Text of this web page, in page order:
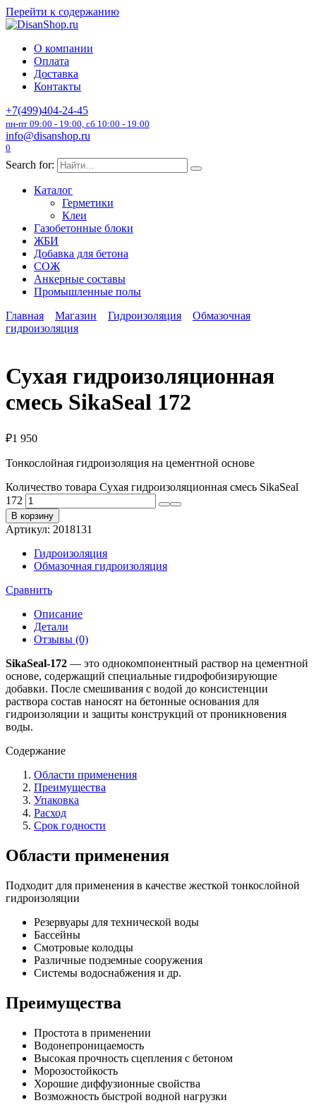
Перейти к содержанию
О компании
Оплата
Доставка
Контакты
+7(499)404-24-45
пн-пт 09:00 - 19:00, сб 10:00 - 19:00
info@disanshop.ru
0
Search for:
Каталог
Герметики
Клеи
Газобетонные блоки
ЖБИ
Добавка для бетона
СОЖ
Анкерные составы
Промышленные полы
Главная
Магазин Гидроизоляция
Обмазочная
гидроизоляция
Сухая гидроизоляционная
смесь SikaSeal 172
₽1 950
Тонкослойная гидроизоляция на цементной основе
Количество товара Сухая гидроизоляционная смесь SikaSeal
172
В корзину
Артикул: 2018131
Гидроизоляция
Обмазочная гидроизоляция
Сравнить
Описание
Детали
Отзывы (0)
SikaSeal-172 — это однокомпонентный раствор на цементной
основе, содержащий специальные гидрофобизирующие
добавки. После смешивания с водой до консистенции
раствора состав наносят на бетонные основания для
гидроизоляции и защиты конструкций от проникновения
воды.
Содержание
Области применения
Преимущества
Упаковка
Расход
Срок годности
Области применения
Подходит для применения в качестве жесткой тонкослойной
гидроизоляции
Резервуары для технической воды
Бассейны
Смотровые колодцы
Различные подземные сооружения
Системы водоснабжения и др.
Преимущества
Простота в применении
Водонепроницаемость
Высокая прочность сцепления с бетоном
Морозостойкость
Хорошие диффузионные свойства
Возможность быстрой водной нагрузки